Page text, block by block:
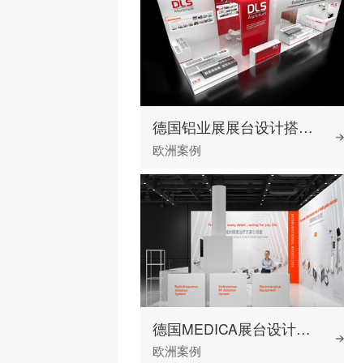
德国铝业展展台设计搭建-大力神
欧洲案例
德国MEDICA展台设计搭建
欧洲案例